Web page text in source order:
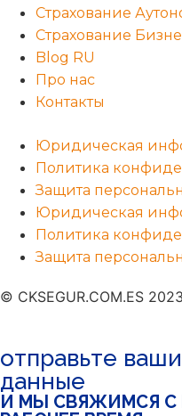
Страхование
Страхование
Blog RU
Про нас
Контакты
Юридическая
Политика
Защита
Юридическая
Политика
Защита
© CKSEGUR.COM.ES
отправьте
данные
И МЫ СВЯЖИМСЯ С